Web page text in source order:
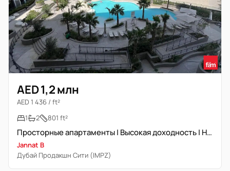
AED 1,2 млн
AED 1 436 / ft²
1
2 801 ft²
Просторные апартаменты | Высокая доходность | Новостройка
Jannat B
Дубай Продакшн Сити (IMPZ)